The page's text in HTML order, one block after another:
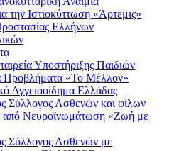
την Ιστιοκύττωση «Άρτεμις»
Ελλήνων
Υποστήριξης Παιδιών
Προβλήματα «Το Μέλλον»
Αγγειοοίδημα Ελλάδας
Σύλλογος Ασθενών και φίλων
Νευροϊνωμάτωση «Ζωή με
Σύλλογος Ασθενών με